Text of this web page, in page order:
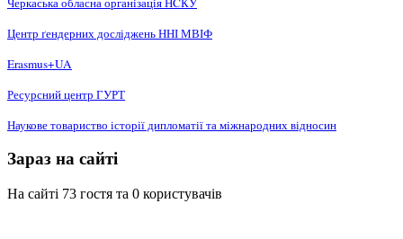
Центр ґендерних досліджень ННІ МВІФ
Erasmus+UA
Ресурсний центр ГУРТ
Наукове товариство історії дипломатії та міжнародних відносин
Зараз на сайті
На сайті 73 гостя та 0 користувачів